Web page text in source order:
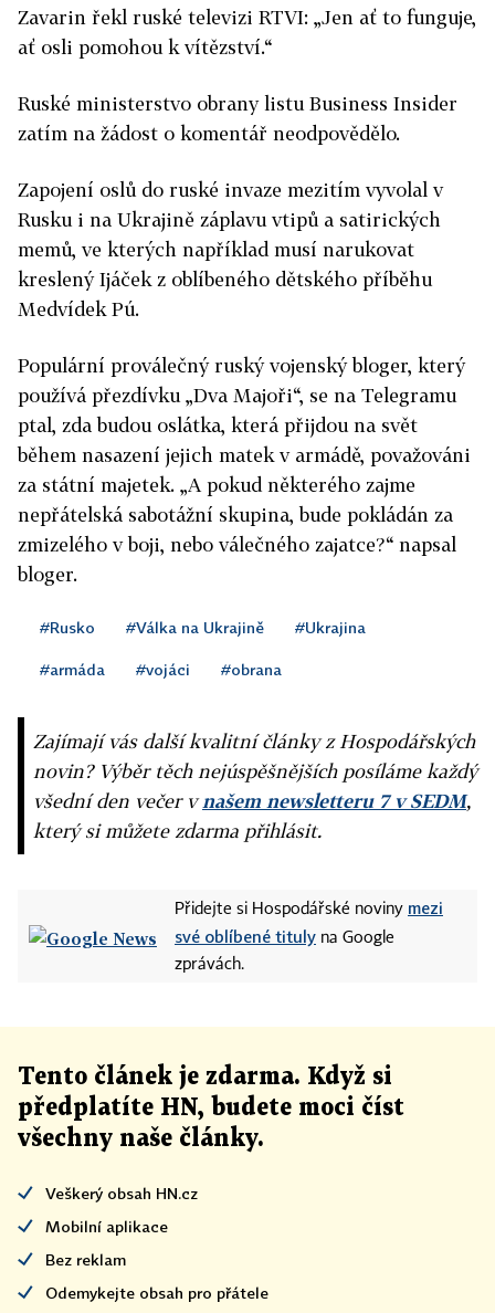
Zavarin řekl ruské televizi RTVI: „Jen ať to funguje,
ať osli pomohou k vítězství.“
Ruské ministerstvo obrany listu Business Insider
zatím na žádost o komentář neodpovědělo.
Zapojení oslů do ruské invaze mezitím vyvolal v
Rusku i na Ukrajině záplavu vtipů a satirických
memů, ve kterých například musí narukovat
kreslený Ijáček z oblíbeného dětského příběhu
Medvídek Pú.
Populární proválečný ruský vojenský bloger, který
používá přezdívku „Dva Majoři“, se na Telegramu
ptal, zda budou oslátka, která přijdou na svět
během nasazení jejich matek v armádě, považováni
za státní majetek. „A pokud některého zajme
nepřátelská sabotážní skupina, bude pokládán za
zmizelého v boji, nebo válečného zajatce?“ napsal
bloger.
#Rusko #Válka na Ukrajině #Ukrajina
#armáda #vojáci #obrana
Zajímají vás další kvalitní články z Hospodářských
novin? Výběr těch nejúspěšnějších posíláme každý
všední den večer vnašem newsletteru 7 v SEDM,
který si můžete zdarma přihlásit.
Přidejte si Hospodářské noviny mezi
své oblíbené tituly na Google
zprávách.
Tento článek je zdarma. Když si
předplatíte HN, budete moci číst
všechny naše články.
Veškerý obsah HN.cz
Mobilní aplikace
Bez reklam
Odemykejte obsah pro přátele